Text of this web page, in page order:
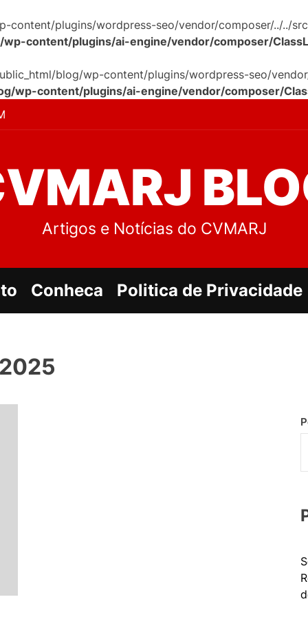
content/plugins/wordpress-seo/vendor/composer/../../
content/plugins/ai-engine/vendor/composer/
blog/wp-content/plugins/wordpress-seo/
wp-content/plugins/ai-engine/vendor/composer/
Artigos e Notícias do CVMARJ
Conheca Politica de Privacidade